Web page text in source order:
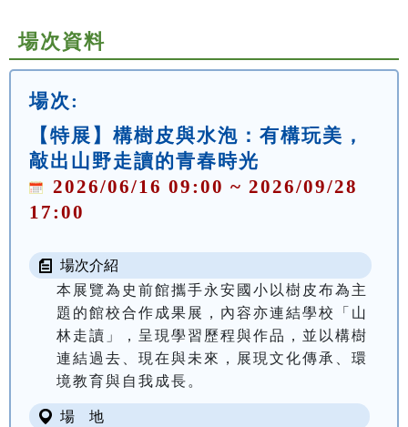
場次資料
場次:
【特展】構樹皮與水泡：有構玩美，
敲出山野走讀的青春時光
2026/06/16 09:00 ~ 2026/09/28
17:00
場次介紹
本展覽為史前館攜手永安國小以樹皮布為主
題的館校合作成果展，內容亦連結學校「山
林走讀」，呈現學習歷程與作品，並以構樹
連結過去、現在與未來，展現文化傳承、環
境教育與自我成長。
場 地